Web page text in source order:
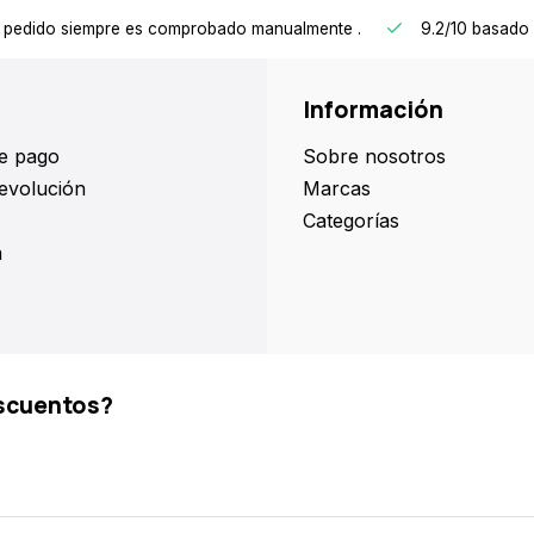
siempre es comprobado manualmente . 9.2/10
pago
Información
Sobre nosotros
Marcas
Categorías